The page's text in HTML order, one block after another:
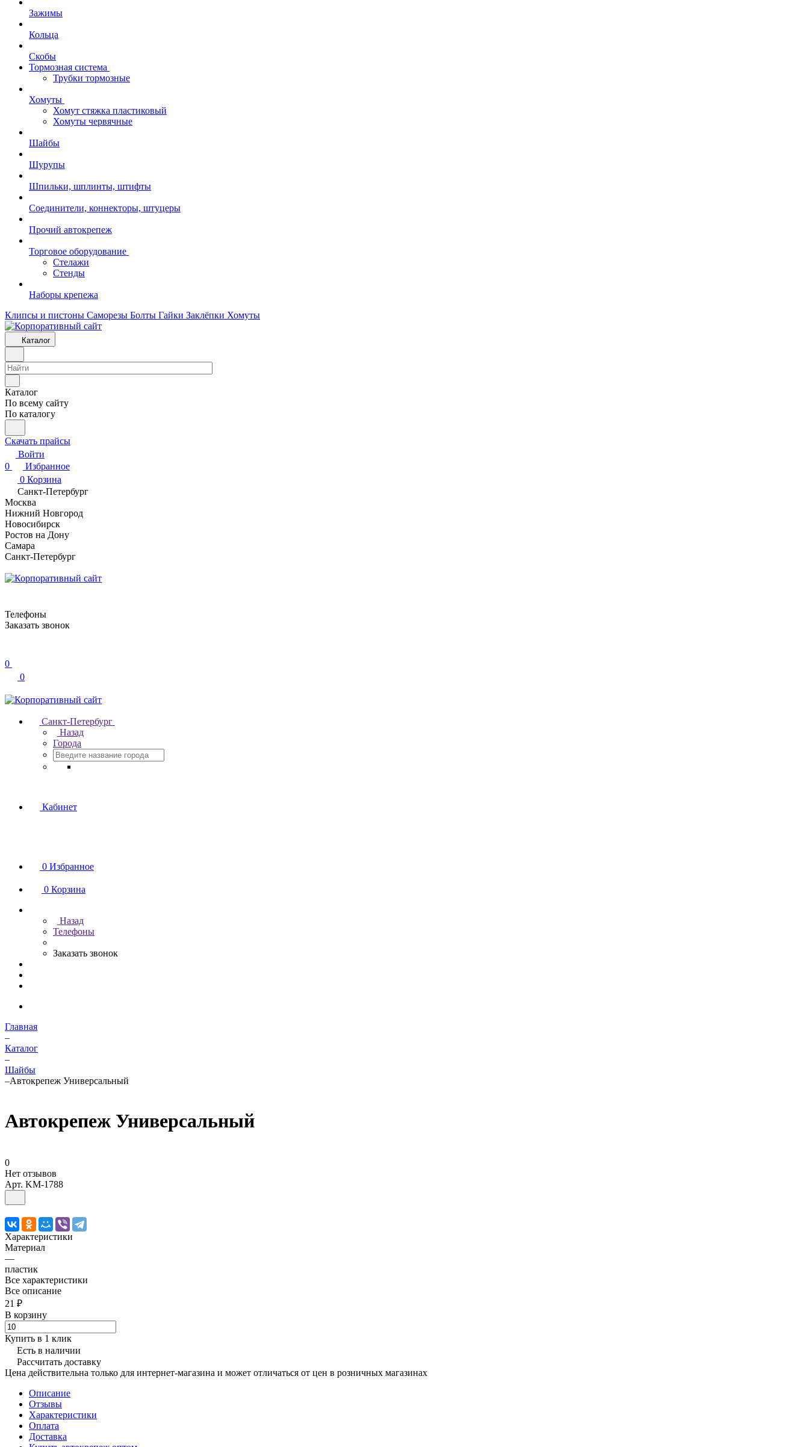
Зажимы
Кольца
Скобы
Тормозная система
Трубки тормозные
Хомуты
Хомут стяжка пластиковый
Хомуты червячные
Шайбы
Шурупы
Шпильки, шплинты, штифты
Соединители, коннекторы, штуцеры
Прочий автокрепеж
Торговое оборудование
Стелажи
Стенды
Наборы крепежа
Клипсы и пистоны Саморезы Болты Гайки Заклёпки Хомуты
Каталог
Каталог
По всему сайту
По каталогу
Скачать прайсы
Войти
0
Избранное
0 Корзина
Санкт-Петербург
Москва
Нижний Новгород
Новосибирск
Ростов на Дону
Самара
Санкт-Петербург
Телефоны
Заказать звонок
0
0
Санкт-Петербург
Назад
Города
Кабинет
0 Избранное
0 Корзина
Назад
Телефоны
Заказать звонок
Главная
–
Каталог
–
Шайбы
–Автокрепеж Универсальный
Автокрепеж Универсальный
0
Нет отзывов
Арт. KM-1788
Характеристики
Материал
—
пластик
Все характеристики
Все описание
21 ₽
В корзину
Купить в 1 клик
Есть в наличии
Рассчитать доставку
Цена действительна только для интернет-магазина и может отличаться от цен в розничных магазинах
Описание
Отзывы
Характеристики
Оплата
Доставка